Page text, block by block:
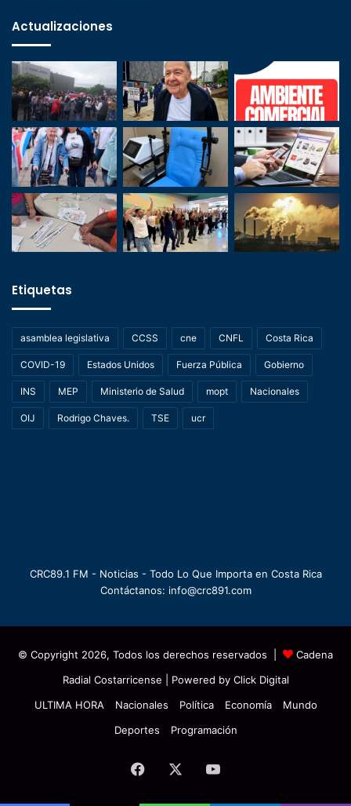
Actualizaciones
Etiquetas
asamblea legislativa CCSS cne CNFL Costa Rica
COVID-19 Estados Unidos Fuerza Pública Gobierno
INS MEP Ministerio de Salud mopt Nacionales
OIJ Rodrigo Chaves. TSE ucr
CRC89.1 FM - Noticias - Todo Lo Que Importa en Costa Rica
Contáctanos: info@crc891.com
© Copyright 2026, Todos los derechos reservados |
Cadena
Radial Costarricense | Powered by Click Digital
ULTIMA HORA
Nacionales Política Economía
Mundo
Deportes
Programación
Facebook YouTube